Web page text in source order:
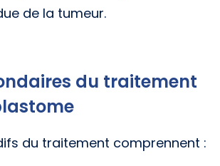
de la tumeur.
du traitement
du traitement comprennent :